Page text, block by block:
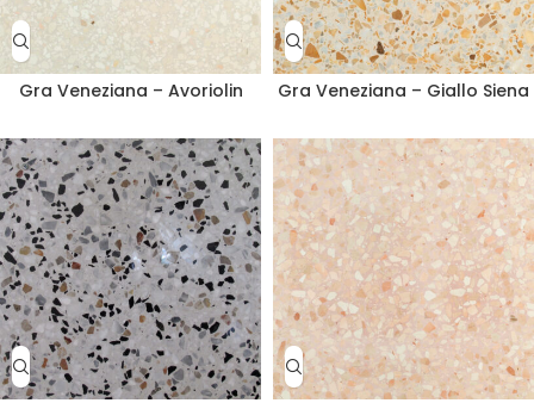
Gra Veneziana – Avoriolin Gra Veneziana – Giallo Siena